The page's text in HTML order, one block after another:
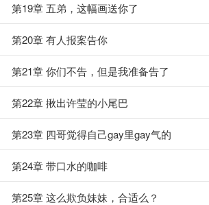
第19章 五弟，这幅画送你了
第20章 有人报案告你
第21章 你们不告，但是我准备告了
第22章 揪出许莹的小尾巴
第23章 四哥觉得自己gay里gay气的
第24章 带口水的咖啡
第25章 这么欺负妹妹，合适么？